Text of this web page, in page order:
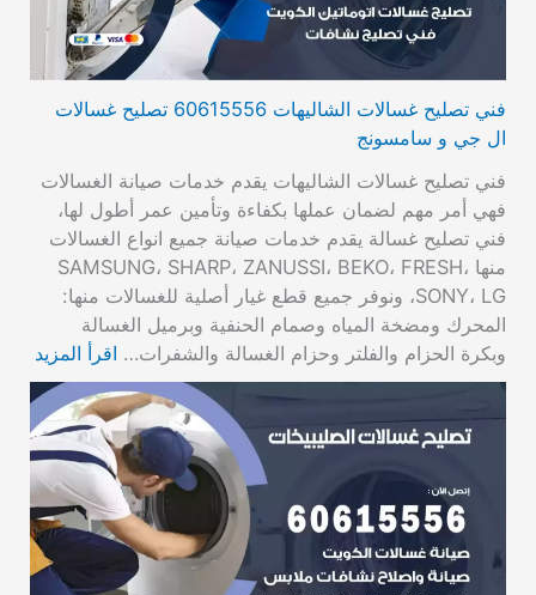
فني تصليح غسالات الشاليهات 60615556 تصليح غسالات
ال جي و سامسونج
فني تصليح غسالات الشاليهات يقدم خدمات صيانة الغسالات
فهي أمر مهم لضمان عملها بكفاءة وتأمين عمر أطول لها،
فني تصليح غسالة يقدم خدمات صيانة جميع انواع الغسالات
منها SAMSUNG، SHARP، ZANUSSI، BEKO، FRESH،
SONY، LG، ونوفر جميع قطع غيار أصلية للغسالات منها:
المحرك ومضخة المياه وصمام الحنفية وبرميل الغسالة
وبكرة الحزام والفلتر وحزام الغسالة والشفرات… اقرأ المزيد